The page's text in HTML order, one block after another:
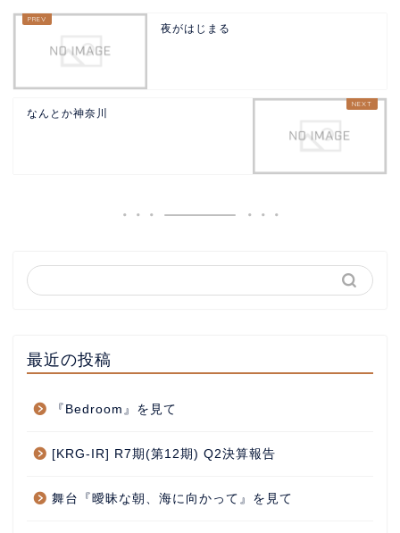
夜がはじまる
なんとか神奈川
最近の投稿
『Bedroom』を見て
[KRG-IR] R7期(第12期) Q2決算報告
舞台『曖昧な朝、海に向かって』を見て